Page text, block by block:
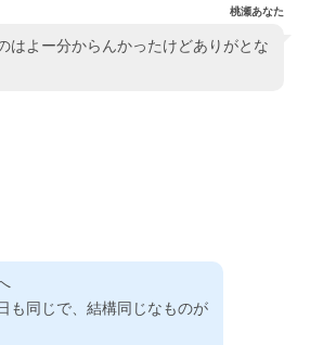
桃瀬あなた
はよー分からんかったけどありがとな
も同じで、結構同じなものが